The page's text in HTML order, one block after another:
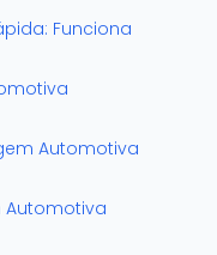
Funciona
Automotiva
Automotiva